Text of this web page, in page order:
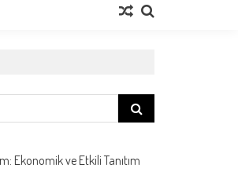
Search
for:
Ekonomik ve Etkili Tanıtım